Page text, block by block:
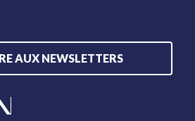
AUX NEWSLETTERS